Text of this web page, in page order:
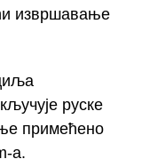
извршавање
руске
примећено
а.